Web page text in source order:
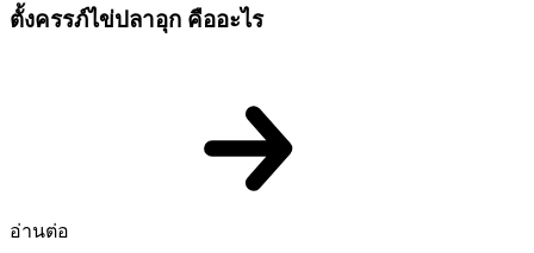
ตั้งครรภ์ไข่ปลาอุก คืออะไร
อ่านต่อ